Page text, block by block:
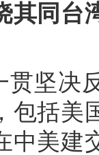
其同台
贯坚决
包括美
中美建